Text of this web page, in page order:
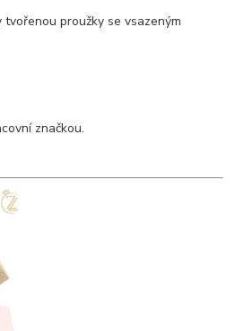
proužky se vsazeným
značkou.